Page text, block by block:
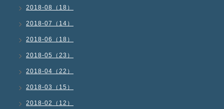
2018-08（18）
2018-07（14）
2018-06（18）
2018-05（23）
2018-04（22）
2018-03（15）
2018-02（12）